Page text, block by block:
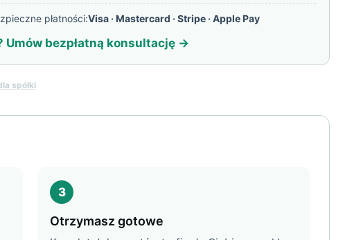
płatności:Visa · Mastercard · Stripe · Apple Pay
Umów bezpłatną konsultację →
spółki
3
Otrzymasz gotowe